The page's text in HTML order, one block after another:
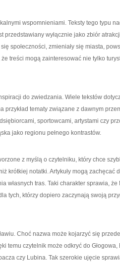
wspomnieniami. Teksty tego typu
przedstawiany wyłącznie jako zbiór
społeczności, zmieniały się miasta,
treści mogą zainteresować nie tylko
do zwiedzania. Wiele tekstów
tematy związane z dawnym
sportowcami, artystami czy
jako regionu pełnego kontrastów.
z myślą o czytelniku, który chce
krótkiej notatki. Artykuły mogą zachęcać
tras. Taki charakter sprawia, że
tych, którzy dopiero zaczynają swoją
Choć nazwa może kojarzyć się
temu czytelnik może odkryć do Głogowa,
czy Lubina. Tak szerokie ujęcie